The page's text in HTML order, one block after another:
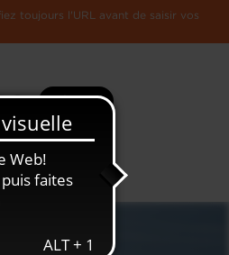
toujours l'URL avant de saisir vos
Plus